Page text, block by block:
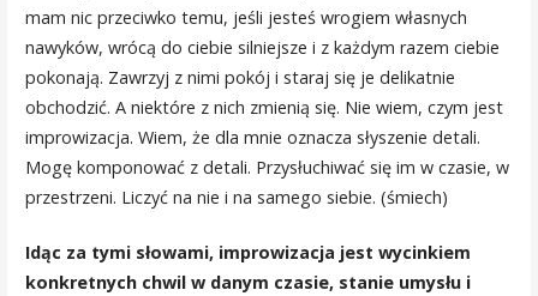
mam nic przeciwko temu, jeśli jesteś wrogiem własnych
nawyków, wrócą do ciebie silniejsze i z każdym razem ciebie
pokonają. Zawrzyj z nimi pokój i staraj się je delikatnie
obchodzić. A niektóre z nich zmienią się. Nie wiem, czym jest
improwizacja. Wiem, że dla mnie oznacza słyszenie detali.
Mogę komponować z detali. Przysłuchiwać się im w czasie, w
przestrzeni. Liczyć na nie i na samego siebie. (śmiech)
Idąc za tymi słowami, improwizacja jest wycinkiem
konkretnych chwil w danym czasie, stanie umysłu i